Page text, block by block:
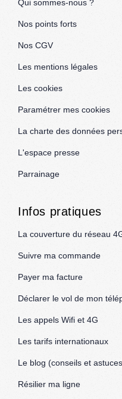
Qui sommes-nous ?
Nos points forts
Nos CGV
Les mentions légales
Les cookies
Paramétrer mes cookies
La charte des données
L'espace presse
Parrainage
Infos pratiques
La couverture du réseau
Suivre ma commande
Payer ma facture
Déclarer le vol de mon
Les appels Wifi et 4G
Les tarifs internationaux
Le blog (conseils et
Résilier ma ligne